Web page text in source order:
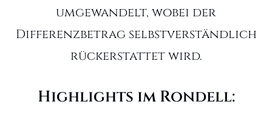
umgewandelt, wobei der
Differenzbetrag selbstverständlich
rückerstattet wird.
Highlights im Rondell: